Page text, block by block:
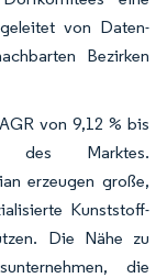
von Daten-
Bezirken
von 9,12 % bis
des Marktes.
erzeugen große,
Kunststoff-
Die Nähe zu
die